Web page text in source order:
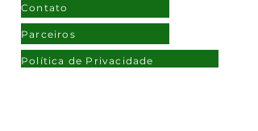
Contato
Parceiros
Política de Privacidade